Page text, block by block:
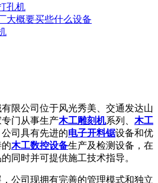
孔机
大概要买些什么设备
公司位于风光秀美、交通发达山
门从事生产木工雕刻机系列、 木工
司具有先进的电子开料锯设备和优
木工数控设备生产及检测设备，在
同时并可提供施工技术指导。
司现拥有完善的管理模式和独立